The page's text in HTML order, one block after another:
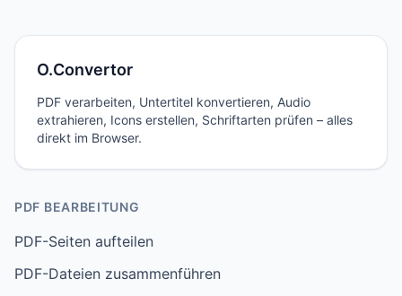
O.Convertor
PDF verarbeiten, Untertitel konvertieren, Audio
extrahieren, Icons erstellen, Schriftarten prüfen – alles
direkt im Browser.
PDF BEARBEITUNG
PDF-Seiten aufteilen
PDF-Dateien zusammenführen